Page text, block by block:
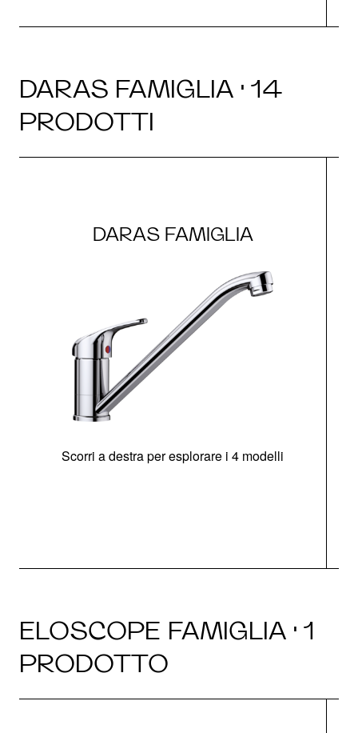
DARAS FAMIGLIA · 14
PRODOTTI
DARAS FAMIGLIA
Scorri a destra per esplorare i 4 modelli
ELOSCOPE FAMIGLIA · 1
PRODOTTO